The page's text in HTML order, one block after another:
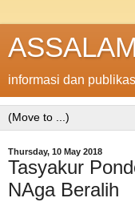
informasi dan
Thursday, 10 May 2018
Tasyakur
NAga Beralih